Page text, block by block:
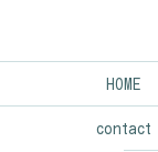
HOME
contact